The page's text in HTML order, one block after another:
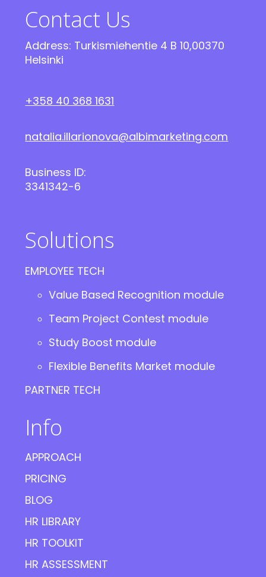
Contact Us
Address: Turkismiehentie 4 B 10,00370
Helsinki
+358 40 368 1631
natalia.illarionova@albimarketing.com
Business ID:
3341342-6
Solutions
EMPLOYEE TECH
Value Based Recognition module
Team Project Contest module
Study Boost module
Flexible Benefits Market module
PARTNER TECH
Info
APPROACH
PRICING
BLOG
HR LIBRARY
HR TOOLKIT
HR ASSESSMENT